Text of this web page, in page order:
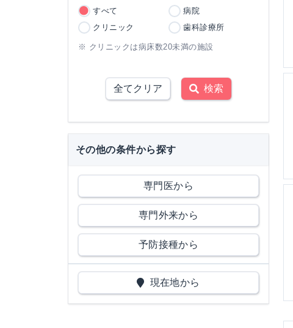
すべて
病院
クリニック
歯科診療所
※ クリニックは病床数20未満の施設
全てクリア 検索
その他の条件から探す
専門医から
専門外来から
予防接種から
現在地から